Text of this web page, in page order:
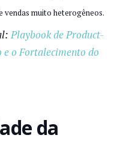
vendas muito heterogêneos.
Playbook de Product-
o Fortalecimento do
da